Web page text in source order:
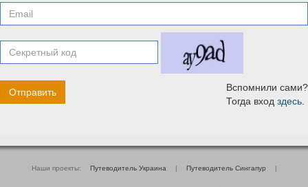
Вспомнили сами?
Тогда вход здесь
Наши проекты: Путеводитель Украина | Путеводитель Сингапур |